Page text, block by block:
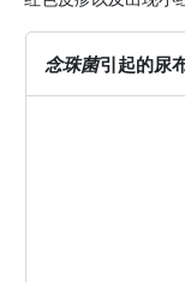
念珠菌引起的尿